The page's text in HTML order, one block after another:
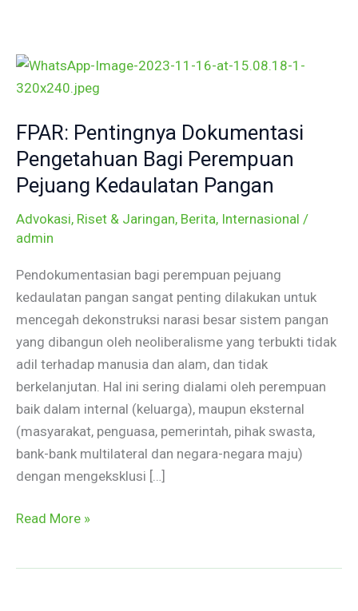
content
FPAR: Pentingnya Dokumentasi
Pengetahuan Bagi Perempuan
Pejuang Kedaulatan Pangan
Advokasi, Riset & Jaringan, Berita, Internasional /
admin
Pendokumentasian bagi perempuan pejuang
kedaulatan pangan sangat penting dilakukan untuk
mencegah dekonstruksi narasi besar sistem pangan
yang dibangun oleh neoliberalisme yang terbukti tidak
adil terhadap manusia dan alam, dan tidak
berkelanjutan. Hal ini sering dialami oleh perempuan
baik dalam internal (keluarga), maupun eksternal
(masyarakat, penguasa, pemerintah, pihak swasta,
bank-bank multilateral dan negara-negara maju)
dengan mengeksklusi […]
FPAR:
Pentingnya
Pengetahuan
Bagi
Perempuan
Pejuang
Kedaulatan
Pangan
Read More »